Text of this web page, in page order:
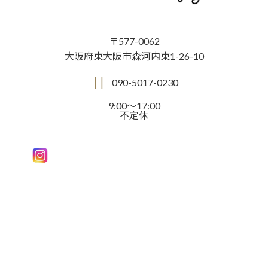
〒577-0062
大阪府東大阪市森河内東1-26-10
090-5017-0230
9:00～17:00
不定休